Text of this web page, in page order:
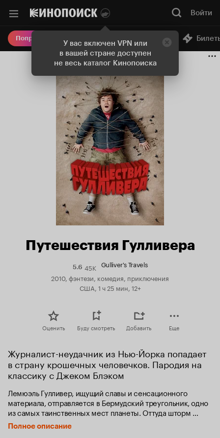
У вас включен VPN или
в вашей стране доступен
не весь каталог Кинопоиска
Войти
Попробовать Плюс Онлайн-кинотеатр
Путешествия Гулливера
5.6Рейтинг
45K Gulliver's Travels
2010, фэнтези, комедия, приключения
США, 1 ч 25 мин, 12+
Оценить Буду смотреть Добавить Еще
Журналист-неудачник из Нью-Йорка попадает
в страну крошечных человечков. Пародия на
классику с Джеком Блэком
Лемюэль Гулливер, ищущий славы и сенсационного
материала, отправляется в Бермудский треугольник, одно
из самых таинственных мест планеты. Оттуда шторм
уносит его в неизвестном направлении к острову,
населенному крошечным народом, благодаря которому
Полное описание